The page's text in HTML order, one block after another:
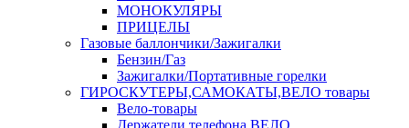
МОНОКУЛЯРЫ
ПРИЦЕЛЫ
Газовые баллончики/Зажигалки
Бензин/Газ
Зажигалки/Портативные горелки
ГИРОСКУТЕРЫ,САМОКАТЫ,ВЕЛО товары
Вело-товары
Держатели телефона ВЕЛО